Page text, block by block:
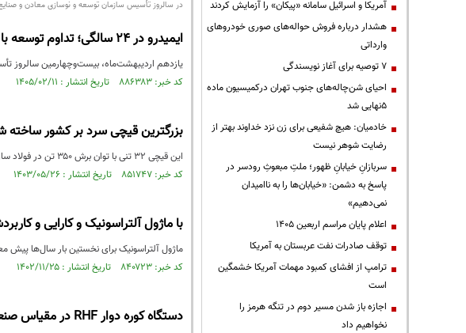
در سالروز تأسیس سازمان توسعه و نوسازی معادن و
ایمیدرو در ۲۴ سالگی؛ تداوم توسعه با مدیریت تخصصی و نگاه آینده‌محور
یازدهم اردیبهشت‌ماه، بیست‌وچهارمین سالروز
کد خبر: ۸۸۶۳۸۳ تاریخ انتشار : ۱۴۰۵/۰۲/۱۱
بزرگترین قیچی سرد بر کشور ساخته
این قیچی ۳۲ تنی با توان برش ۳۵۰ تن در فولاد سازی و کارخانه‌های صنعتی پر کاربرد است.
کد خبر: ۸۵۱۷۴۷ تاریخ انتشار : ۱۴۰۳/۰۵/۲۶
با ماژول آلتراسونیک و کارایی و
ماژول آلتراسونیک برای نخستین بار سال‌ها پیش
کد خبر: ۸۴۰۷۲۳ تاریخ انتشار : ۱۴۰۲/۱۱/۲۵
دستگاه کوره دوار RHF در مقیاس صنعتی ساخته می‌شود
آمریکا و اسرائیل سامانه «پیکان» را آزمایش کردند
هشدار درباره فروش حواله‌های صوری خودروهای
وارداتی
۷ توصیه برای آغاز نویسندگی
احیای شن‌چاله‌های جنوب تهران درکمیسیون ماده
۵نهایی شد
خادمیان: هیچ شفیعی برای زن نزد خداوند بهتر از
رضایت شوهر نیست
سربازانِ خیابانِ ظهور؛ ملتِ مبعوثِ رودسر در
پاسخ به دشمن: «خیابان‌ها را به ناامیدان
نمی‌دهیم»
اعلام پایان مراسم اربعین ۱۴۰۵
توقف صادرات نفت عربستان به آمریکا
ترامپ از افشای کمبود مهمات آمریکا خشمگین
است
اجازه باز شدن مسیر دوم در تنگه هرمز را
نخواهیم داد